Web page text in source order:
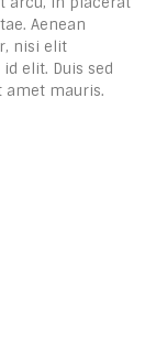
Aenean
nisi elit
elit. Duis sed
amet mauris.